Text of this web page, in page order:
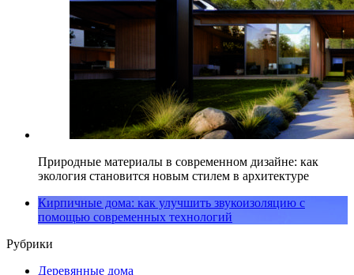
Природные материалы в современном дизайне: как
экология становится новым стилем в архитектуре
Кирпичные дома: как улучшить звукоизоляцию с
помощью современных технологий
Рубрики
Деревянные дома